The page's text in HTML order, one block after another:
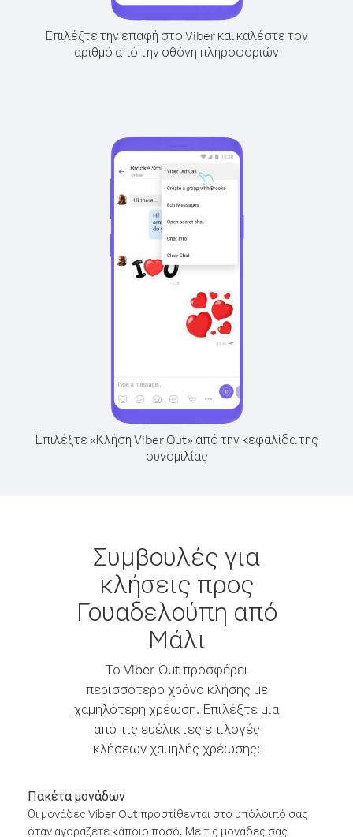
Επιλέξτε την επαφή στο Viber και καλέστε τον
αριθμό από την οθόνη πληροφοριών
Επιλέξτε «Κλήση Viber Out» από την κεφαλίδα της
συνομιλίας
Συμβουλές για
κλήσεις προς
Γουαδελούπη από
Mάλι
Το Viber Out προσφέρει
περισσότερο χρόνο κλήσης με
χαμηλότερη χρέωση. Επιλέξτε μία
από τις ευέλικτες επιλογές
κλήσεων χαμηλής χρέωσης:
Πακέτα μονάδων
Οι μονάδες Viber Out προστίθενται στο υπόλοιπό σας
όταν αγοράζετε κάποιο ποσό. Με τις μονάδες σας